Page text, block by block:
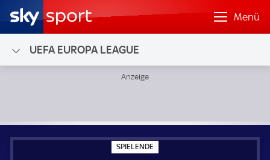
Menü
UEFA EUROPA LEAGUE
SPIELENDE
P